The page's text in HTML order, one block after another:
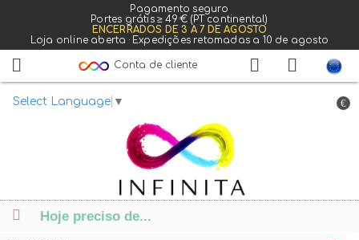
Pagamento seguro
Portes grátis ≥ 49 € (PT continental)
ENCERRADOS DE 3 A 7 DE AGOSTO
Loja online aberta · Expedições retomadas a 10 de agosto
Select Language ▼
Conta de cliente
€